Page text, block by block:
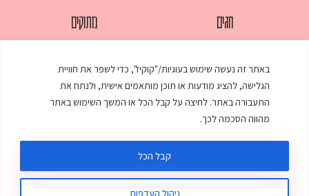
באתר זה נעשה שימוש בעוגיות/"קוקיז", כדי לשפר את חוויית
הגלישה, להציג מודעות או תוכן מותאמים אישית, ולנתח את
התעבורה באתר. לחיצה על קבל הכל או המשך השימוש באתר
מהווה הסכמה לכך.
ניהול העדפות
קבל הכל
חגים
מאפים
ממולאים
מרקים
מתוקים
עוגות
עוף